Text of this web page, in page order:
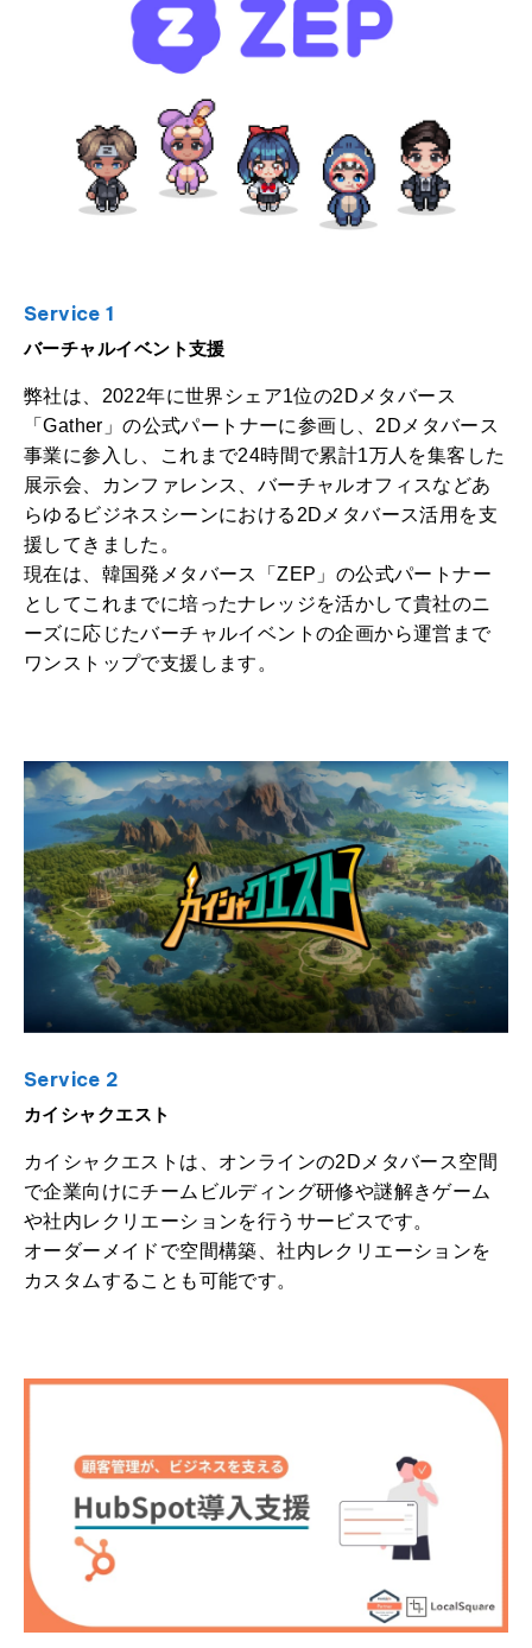
Service 1
バーチャルイベント支援
弊社は、2022年に世界シェア1位の2Dメタバース
「Gather」の公式パートナーに参画し、2Dメタバース
事業に参入し、これまで24時間で累計1万人を集客した
展示会、カンファレンス、バーチャルオフィスなどあ
らゆるビジネスシーンにおける2Dメタバース活用を支
援してきました。
現在は、韓国発メタバース「ZEP」の公式パートナー
としてこれまでに培ったナレッジを活かして貴社のニ
ーズに応じたバーチャルイベントの企画から運営まで
ワンストップで支援します。
Service 2
カイシャクエスト
カイシャクエストは、オンラインの2Dメタバース空間
で企業向けにチームビルディング研修や謎解きゲーム
や社内レクリエーションを行うサービスです。
オーダーメイドで空間構築、社内レクリエーションを
カスタムすることも可能です。